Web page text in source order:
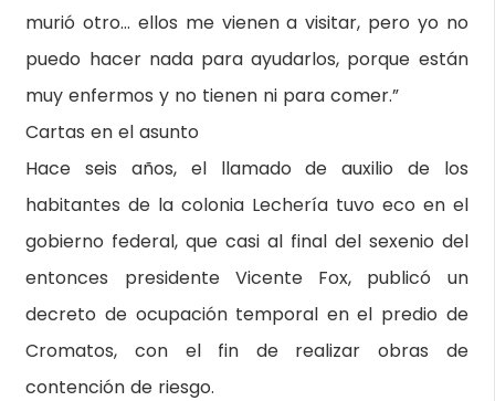
murió otro… ellos me vienen a visitar, pero yo no
puedo hacer nada para ayudarlos, porque están
muy enfermos y no tienen ni para comer.”
Cartas en el asunto
Hace seis años, el llamado de auxilio de los
habitantes de la colonia Lechería tuvo eco en el
gobierno federal, que casi al final del sexenio del
entonces presidente Vicente Fox, publicó un
decreto de ocupación temporal en el predio de
Cromatos, con el fin de realizar obras de
contención de riesgo.